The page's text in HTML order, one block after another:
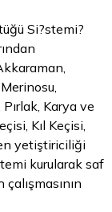
Si?stemi?
Pırlak, Karya ve
Kıl Keçisi,
yetiştiriciliği
kurularak saf